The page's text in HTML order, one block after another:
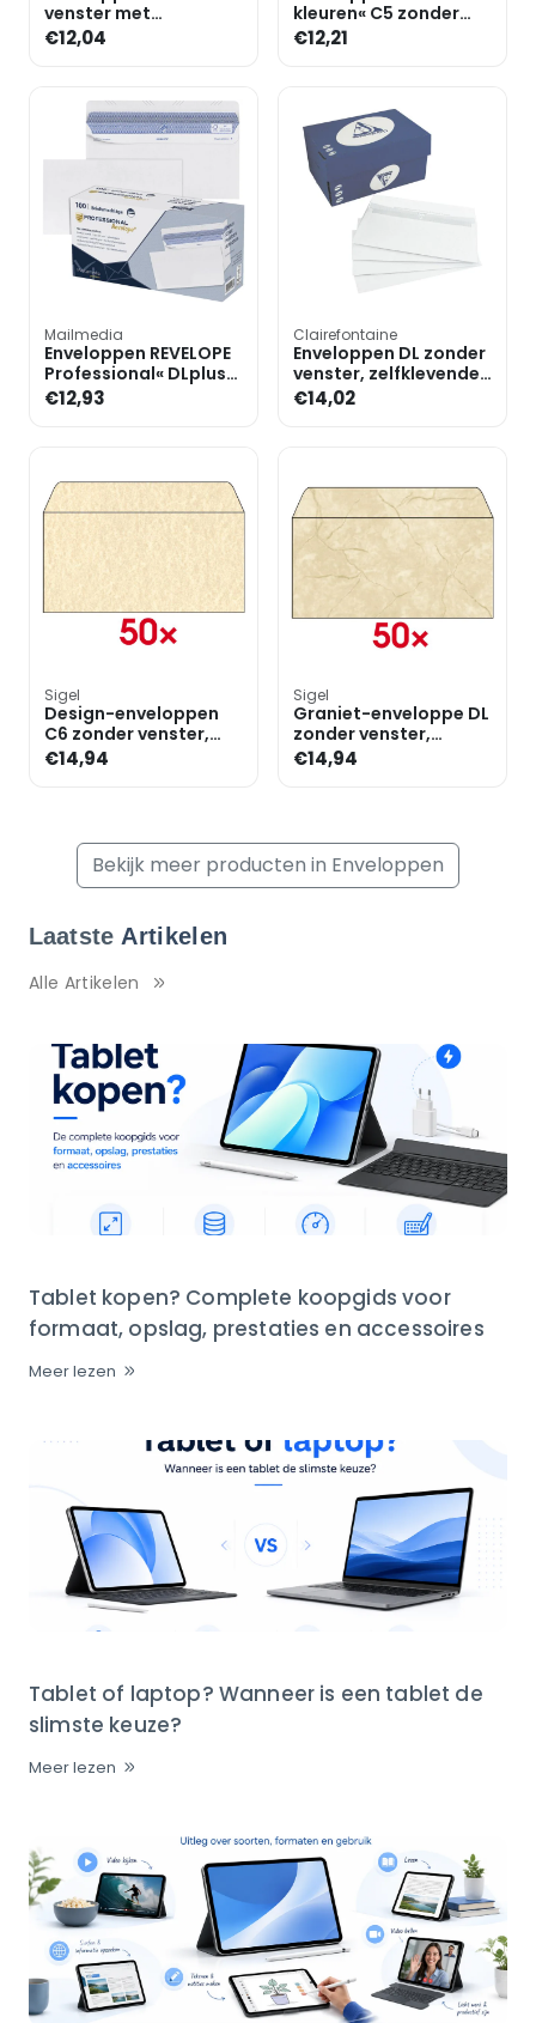
venster met
zelfklevende flap met
beschermstrip - 25
€12,04
kleuren« C5 zonder
venster met
zelfklevende flap met
€12,21
Mailmedia
Enveloppen REVELOPE
Professional« DLplus
zonder venster
zelfklevend - 100 stuks
€12,93
Clairefontaine
Enveloppen DL zonder
venster, zelfklevende
flap met
beschermstrip - 250
€14,02
Sigel
Design-enveloppen
C6 zonder venster,
gegomd - 50 stuks
€14,94
Sigel
Graniet-enveloppe DL
zonder venster,
zelfklevende flap met
beschermstrip - 50 st
€14,94
Bekijk meer producten in Enveloppen
Laatste Artikelen
Alle Artikelen
Tablet kopen? Complete koopgids voor
formaat, opslag, prestaties en accessoires
Meer lezen
Tablet of laptop? Wanneer is een tablet de
slimste keuze?
Meer lezen